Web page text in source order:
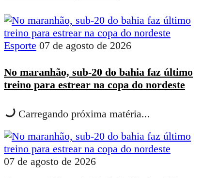
Esporte 07 de agosto de 2026
No maranhão, sub-20 do bahia faz último
treino para estrear na copa do nordeste
Carregando próxima matéria...
07 de agosto de 2026